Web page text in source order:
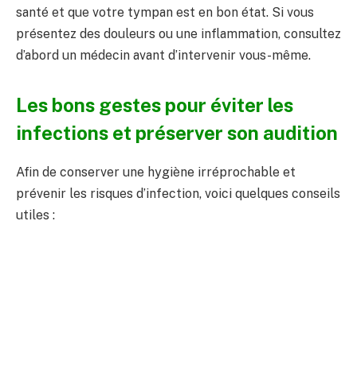
santé et que votre tympan est en bon état. Si vous
présentez des douleurs ou une inflammation, consultez
d’abord un médecin avant d’intervenir vous-même.
Les bons gestes pour éviter les
infections et préserver son audition
Afin de conserver une hygiène irréprochable et
prévenir les risques d’infection, voici quelques conseils
utiles :